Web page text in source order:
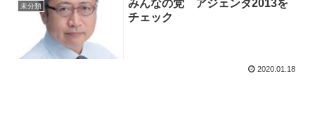
未分類
みんなの党 アジェンダ2013を
チェック
2020.01.18